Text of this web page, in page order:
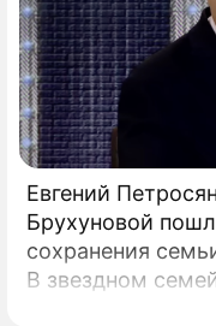
Евгений
Брухуновой
сохранения
В звездном
настоящая